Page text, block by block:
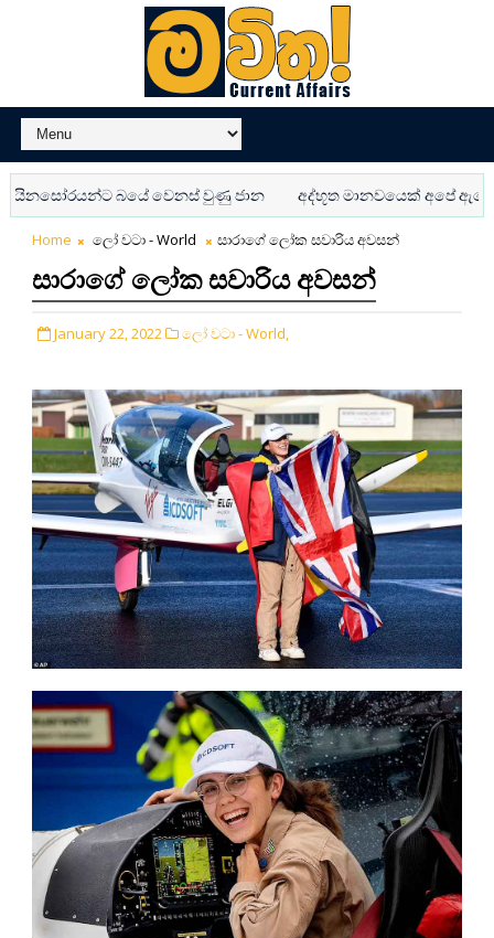
බයේ වෙනස් වුණු ජාන අද්භූත මානවයෙක් අපේ ඇගේ
Home ලෝ වටා - World සාරාගේ ලෝක සවාරිය අවසන්
සාරාගේ ලෝක සවාරිය අවසන්
January 22, 2022 ලෝ වටා - World,